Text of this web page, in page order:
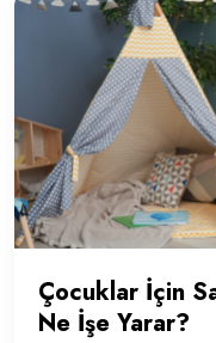
Çocuklar İçin
Ne İşe Yarar?